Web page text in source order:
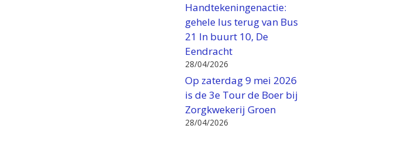
Handtekeningenactie:
gehele lus terug van Bus
21 In buurt 10, De
Eendracht
28/04/2026
Op zaterdag 9 mei 2026
is de 3e Tour de Boer bij
Zorgkwekerij Groen
28/04/2026